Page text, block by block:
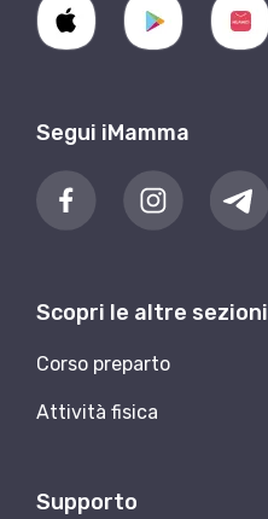
Segui iMamma
Scopri le altre sezioni
Corso preparto
Attività fisica
Supporto